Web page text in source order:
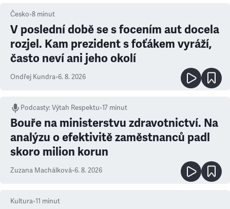
Česko•8 minut
V poslední době se s focením aut docela
rozjel. Kam prezident s foťákem vyráží,
často neví ani jeho okolí
Ondřej Kundra•6. 8. 2026
Podcasty:Výtah Respektu•17 minut
Bouře na ministerstvu zdravotnictví. Na
analýzu o efektivitě zaměstnanců padl
skoro milion korun
Zuzana Machálková•6. 8. 2026
Kultura•11 minut